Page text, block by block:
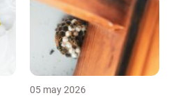
05 may 2026